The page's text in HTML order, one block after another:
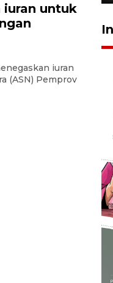
iuran untuk
iuran
(ASN) Pemprov